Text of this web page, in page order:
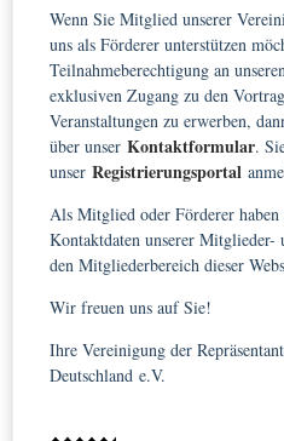
Wenn Sie Mitglied unserer
uns als Förderer unterstützen
Teilnahmeberechtigung an
exklusiven Zugang zu den
Veranstaltungen zu erwerben,
über unser Kontaktformular.
unser Registrierungsportal
Als Mitglied oder Förderer haben
Kontaktdaten unserer Mitglieder-
den Mitgliederbereich dieser
Wir freuen uns auf Sie!
Ihre Vereinigung der
Deutschland e.V.